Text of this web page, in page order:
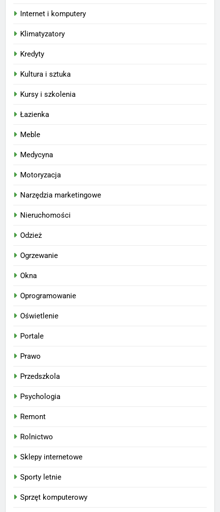
Internet i komputery
Klimatyzatory
Kredyty
Kultura i sztuka
Kursy i szkolenia
Łazienka
Meble
Medycyna
Motoryzacja
Narzędzia marketingowe
Nieruchomości
Odzież
Ogrzewanie
Okna
Oprogramowanie
Oświetlenie
Portale
Prawo
Przedszkola
Psychologia
Remont
Rolnictwo
Sklepy internetowe
Sporty letnie
Sprzęt komputerowy